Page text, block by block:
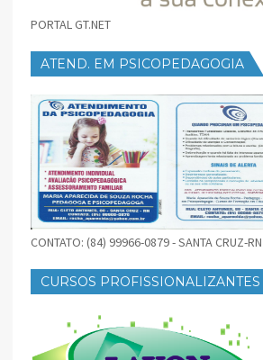
PORTAL GT.NET
ATEND. EM PSICOPEDAGOGIA
CONTATO: (84) 99966-0879 - SANTA CRUZ-RN
CURSOS PROFISSIONALIZANTES